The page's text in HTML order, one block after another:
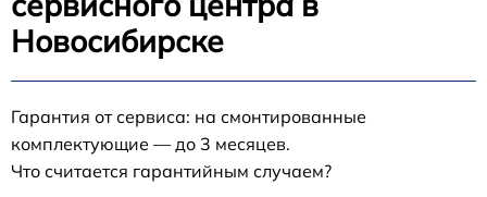
Новосибирске
Гарантия от сервиса: на смонтированные
комплектующие — до 3 месяцев.
Что считается гарантийным случаем?